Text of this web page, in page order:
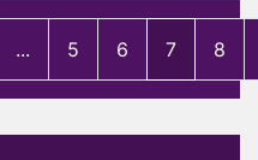
... 5 6 7 8